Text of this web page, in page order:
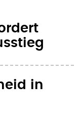
in